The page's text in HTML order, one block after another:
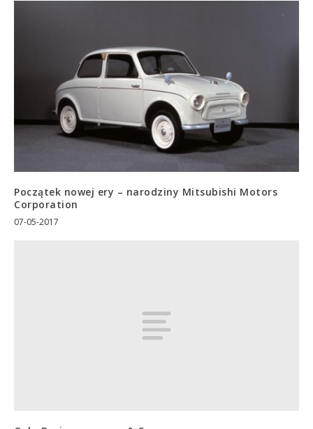
Początek nowej ery – narodziny Mitsubishi Motors
Corporation
07-05-2017